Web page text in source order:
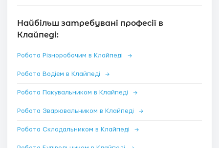
Найбільш затребувані професії в
Клайпеді:
Робота Різноробочим в Клайпеді →
Робота Водієм в Клайпеді →
Робота Пакувальником в Клайпеді →
Робота Зварювальником в Клайпеді →
Робота Складальником в Клайпеді →